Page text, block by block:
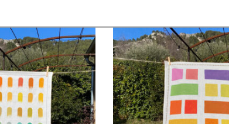
€ 18,00